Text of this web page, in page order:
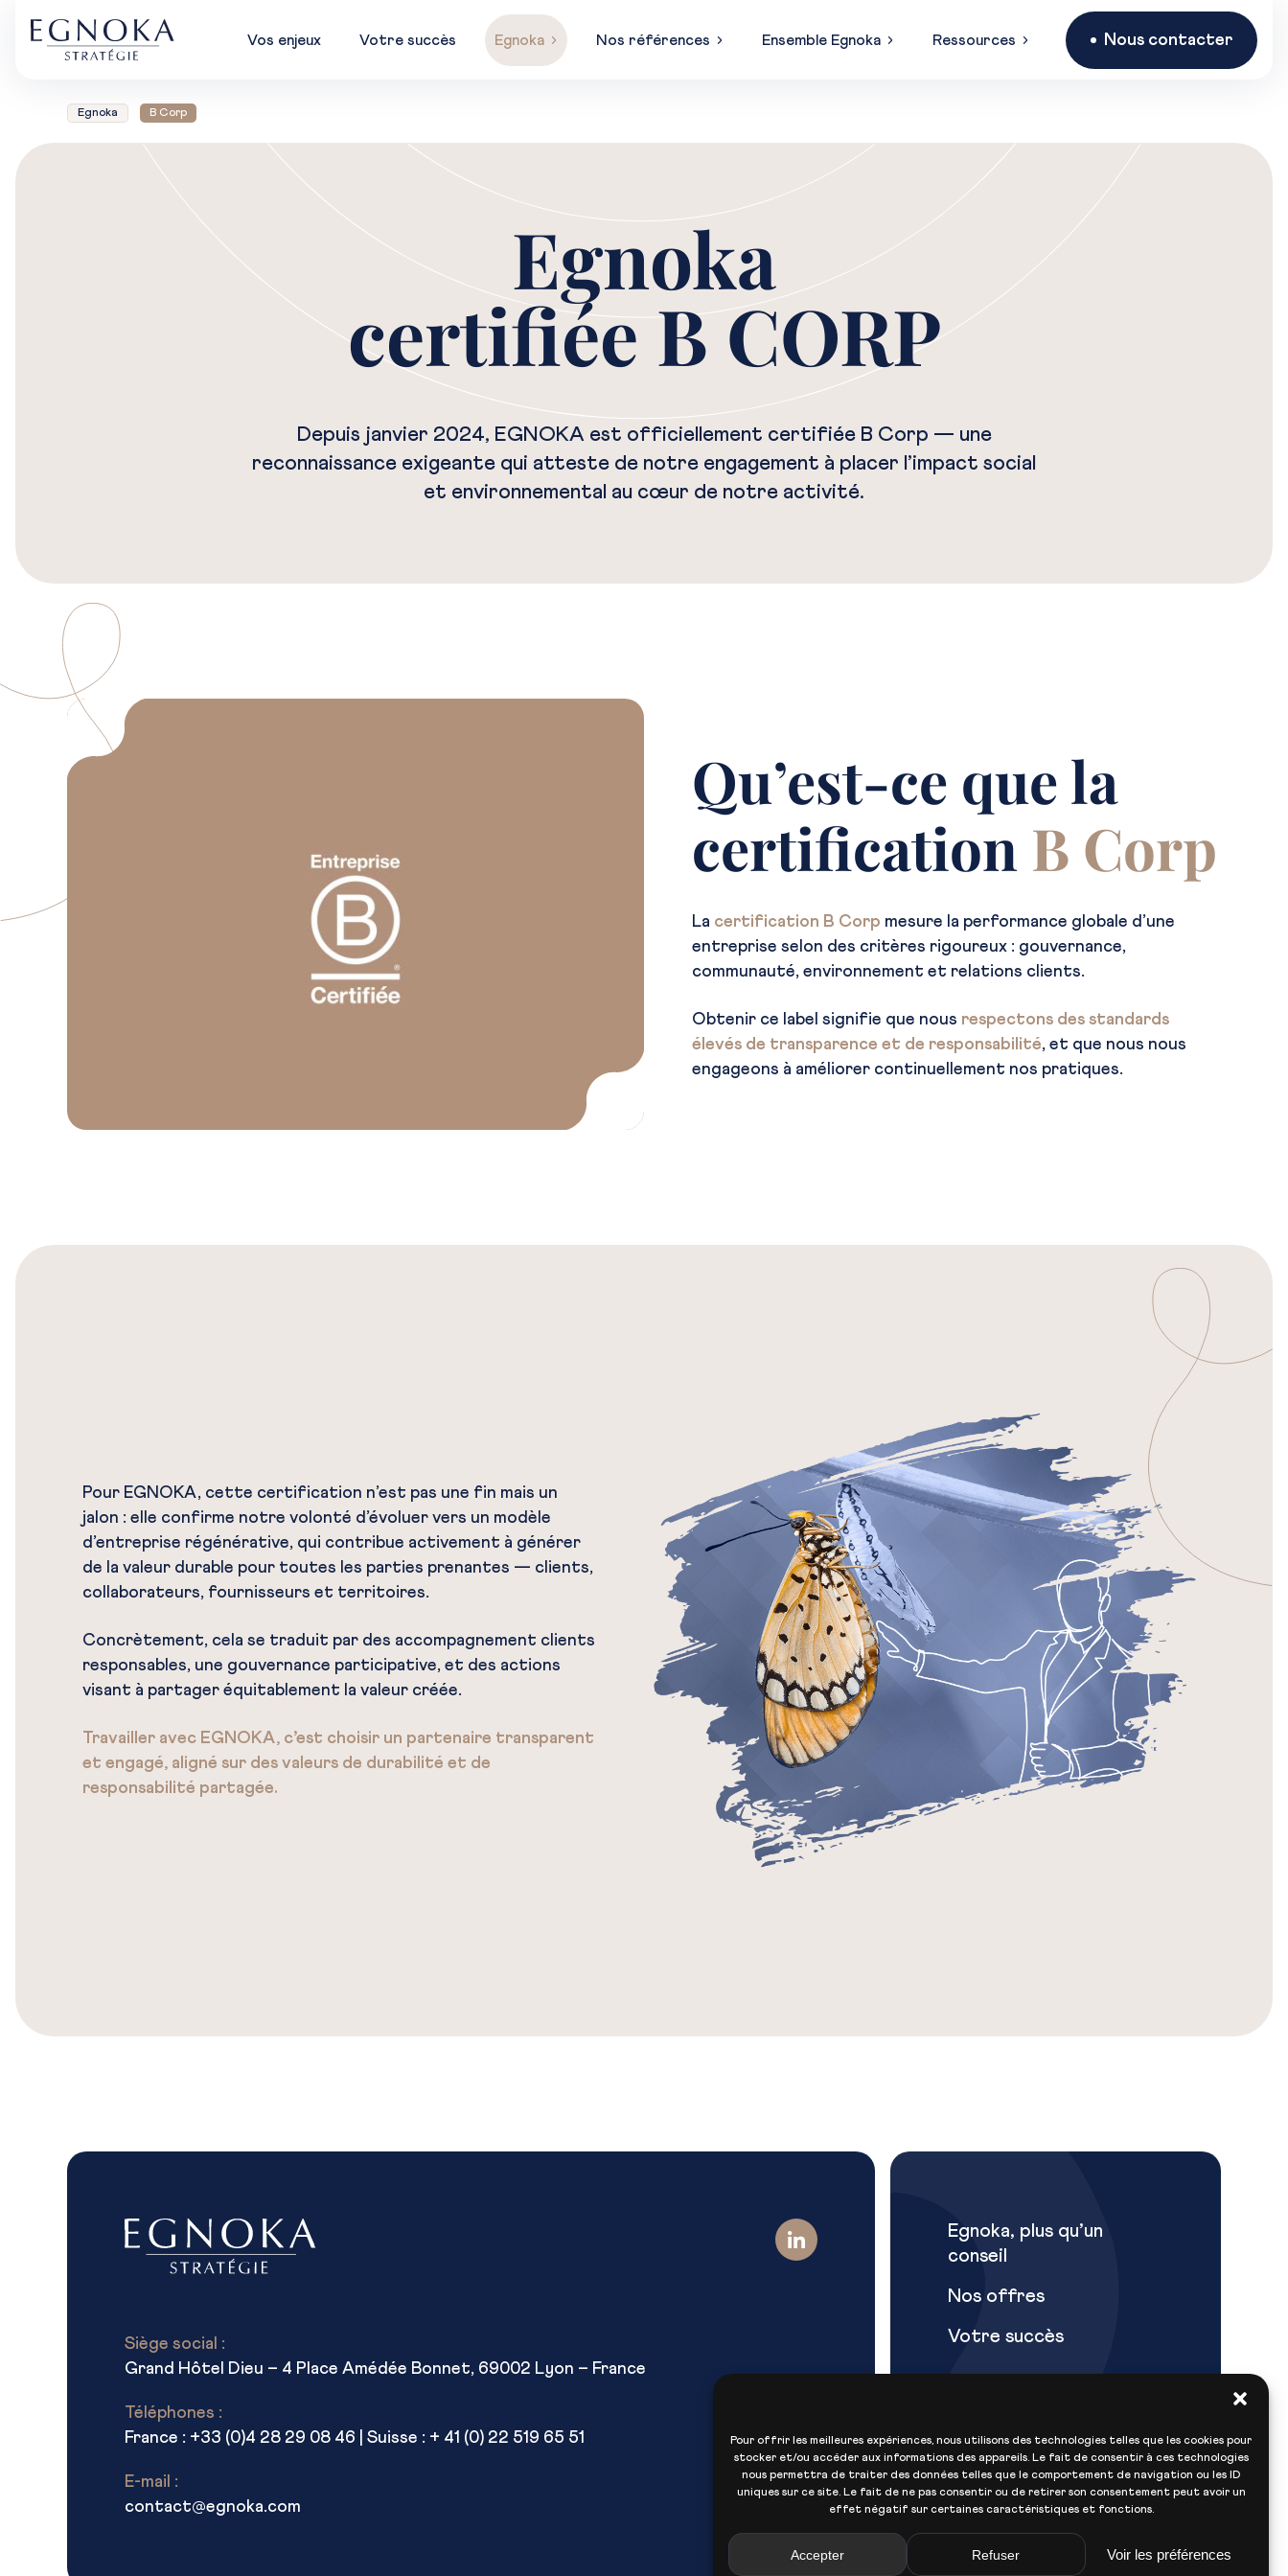
Pour offrir les meilleures expériences, nous utilisons des technologies telles que les cookies pour
stocker et/ou accéder aux informations des appareils. Le fait de consentir à ces technologies
nous permettra de traiter des données telles que le comportement de navigation ou les ID
uniques sur ce site. Le fait de ne pas consentir ou de retirer son consentement peut avoir un
effet négatif sur certaines caractéristiques et fonctions.
Accepter Refuser Voir les préférences
Vos enjeux Votre succès Egnoka Nos références Ensemble Egnoka Ressources Nous contacter
Egnoka B Corp
Egnoka
certifiée B CORP
Depuis janvier 2024, EGNOKA est officiellement certifiée B Corp — une
reconnaissance exigeante qui atteste de notre engagement à placer l’impact social
et environnemental au cœur de notre activité.
Qu’est-ce que la
certification B Corp
La certification B Corp mesure la performance globale d’une
entreprise selon des critères rigoureux : gouvernance,
communauté, environnement et relations clients.
Obtenir ce label signifie que nous respectons des standards
élevés de transparence et de responsabilité, et que nous nous
engageons à améliorer continuellement nos pratiques.
Pour EGNOKA, cette certification n’est pas une fin mais un
jalon : elle confirme notre volonté d’évoluer vers un modèle
d’entreprise régénérative, qui contribue activement à générer
de la valeur durable pour toutes les parties prenantes — clients,
collaborateurs, fournisseurs et territoires.
Concrètement, cela se traduit par des accompagnement clients
responsables, une gouvernance participative, et des actions
visant à partager équitablement la valeur créée.
Travailler avec EGNOKA, c’est choisir un partenaire transparent
et engagé, aligné sur des valeurs de durabilité et de
responsabilité partagée.
Siège social :
Grand Hôtel Dieu – 4 Place Amédée Bonnet, 69002 Lyon – France
Téléphones :
France : +33 (0)4 28 29 08 46 | Suisse : + 41 (0) 22 519 65 51
E-mail :
contact@egnoka.com
Egnoka, plus qu’un
conseil
Nos offres
Votre succès
Nous contacter